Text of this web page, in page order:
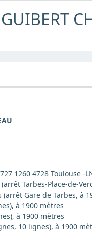
1260 4728 Toulouse -
Tarbes-Place-de-
Gare de Tarbes, à
à 1900 mètres
à 1900 mètres
10 lignes), à 1900